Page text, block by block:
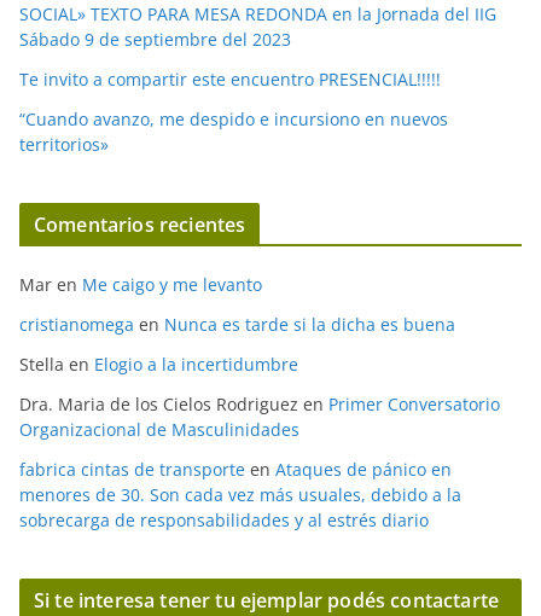
SOCIAL» TEXTO PARA MESA REDONDA en la Jornada del IIG
Sábado 9 de septiembre del 2023
Te invito a compartir este encuentro PRESENCIAL!!!!!
“Cuando avanzo, me despido e incursiono en nuevos
territorios»
Comentarios recientes
Mar en Me caigo y me levanto
cristianomega en Nunca es tarde si la dicha es buena
Stella en Elogio a la incertidumbre
Dra. Maria de los Cielos Rodriguez en Primer Conversatorio
Organizacional de Masculinidades
fabrica cintas de transporte en Ataques de pánico en
menores de 30. Son cada vez más usuales, debido a la
sobrecarga de responsabilidades y al estrés diario
Si te interesa tener tu ejemplar podés contactarte